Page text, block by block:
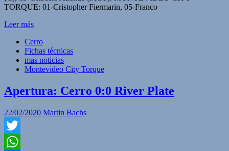
TORQUE: 01-Cristopher Fiermarin, 05-Franco
Leer más
Cerro
Fichas técnicas
mas noticias
Montevideo City Torque
Apertura: Cerro 0:0 River Plate
22/02/2020 Martin Bachs
Twitter